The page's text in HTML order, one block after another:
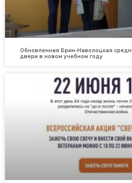
Обновленная Брин-Наволоцкая
двери в новом учебном году